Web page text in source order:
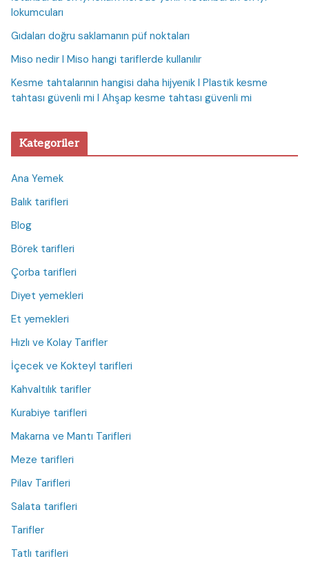
lokumcuları
Gıdaları doğru saklamanın püf noktaları
Miso nedir I Miso hangi tariflerde kullanılır
Kesme tahtalarının hangisi daha hijyenik I Plastik kesme
tahtası güvenli mi I Ahşap kesme tahtası güvenli mi
Kategoriler
Ana Yemek
Balık tarifleri
Blog
Börek tarifleri
Çorba tarifleri
Diyet yemekleri
Et yemekleri
Hızlı ve Kolay Tarifler
İçecek ve Kokteyl tarifleri
Kahvaltılık tarifler
Kurabiye tarifleri
Makarna ve Mantı Tarifleri
Meze tarifleri
Pilav Tarifleri
Salata tarifleri
Tarifler
Tatlı tarifleri